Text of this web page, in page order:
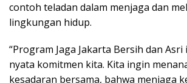
contoh teladan dalam menjaga dan
lingkungan hidup.
“Program Jaga Jakarta Bersih dan
nyata komitmen kita. Kita ingin
kesadaran bersama, bahwa menjaga